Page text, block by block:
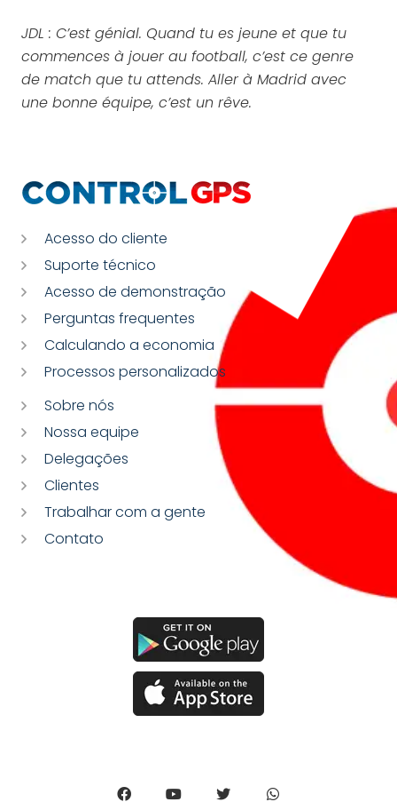
JDL : C’est génial. Quand tu es jeune et que tu
commences à jouer au football, c’est ce genre
de match que tu attends. Aller à Madrid avec
une bonne équipe, c’est un rêve.
Acesso do cliente
Suporte técnico
Acesso de demonstração
Perguntas frequentes
Calculando a economia
Processos personalizados
Sobre nós
Nossa equipe
Delegações
Clientes
Trabalhar com a gente
Contato